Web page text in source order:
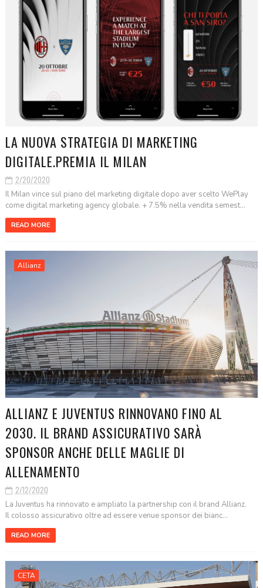
LA NUOVA STRATEGIA DI MARKETING
DIGITALE.PREMIA IL MILAN
2/20/2020
Il Milan vince sul piano del marketing digitale dopo aver scelto WePlay
come digital marketing agency globale. + 7.5% nella vendita semest...
READ MORE
Allianz
ALLIANZ E JUVENTUS RINNOVANO FINO AL
2030. IL BRAND ASSICURATIVO SARÀ
SPONSOR ANCHE DELLE MAGLIE DI
ALLENAMENTO
2/12/2020
La Juventus ha rinnovato e ampliato la partnership con il brand Allianz.
Il colosso assicurativo oltre ad essere venue sponsor dei bianc...
READ MORE
CETA